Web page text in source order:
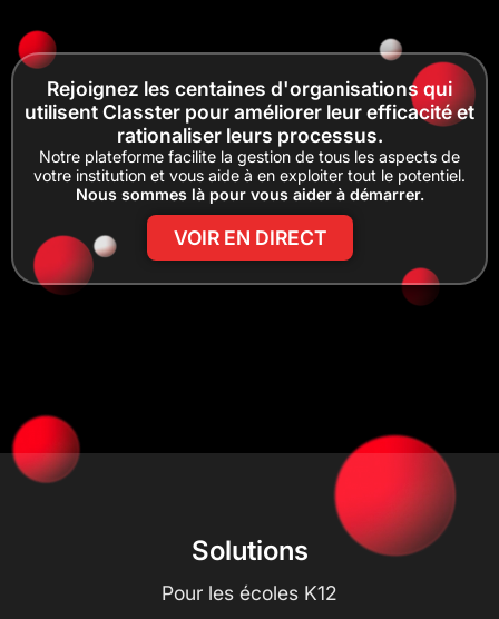
Rejoignez les centaines d'organisations qui
utilisent Classter pour améliorer leur efficacité et
rationaliser leurs processus.
Notre plateforme facilite la gestion de tous les aspects de
votre institution et vous aide à en exploiter tout le potentiel.
Nous sommes là pour vous aider à démarrer.
VOIR EN DIRECT
Solutions
Pour les écoles K12